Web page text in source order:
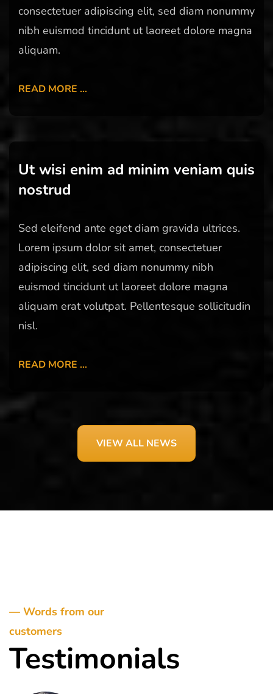
consectetuer adipiscing elit, sed diam nonummy
nibh euismod tincidunt ut laoreet dolore magna
aliquam.
READ MORE …
Ut wisi enim ad minim veniam quis
nostrud
Sed eleifend ante eget diam gravida ultrices.
Lorem ipsum dolor sit amet, consectetuer
adipiscing elit, sed diam nonummy nibh
euismod tincidunt ut laoreet dolore magna
aliquam erat volutpat. Pellentesque sollicitudin
nisl.
READ MORE …
VIEW ALL NEWS
— Words from our
customers
Testimonials